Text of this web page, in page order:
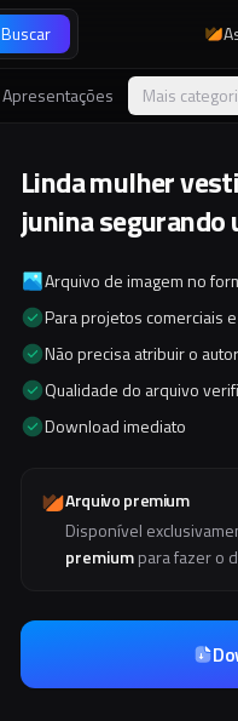
Buscar
Apresentações Mais
Linda mulher
junina segurando
Arquivo de imagem no
Para projetos comerciais
Não precisa atribuir o autor
Qualidade do arquivo
Download imediato
Arquivo premium
Disponível
premiumpara fazer o